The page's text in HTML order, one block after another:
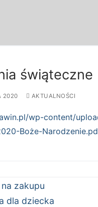
świąteczne
2020 AKTUALNOŚCI
wp-content/
Boże-
zakupu
dla dziecka